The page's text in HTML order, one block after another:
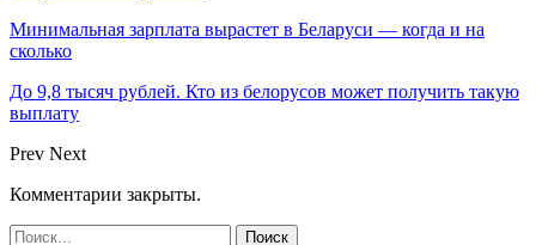
Минимальная зарплата вырастет в Беларуси — когда и на
сколько
До 9,8 тысяч рублей. Кто из белорусов может получить такую
выплату
Prev Next
Комментарии закрыты.